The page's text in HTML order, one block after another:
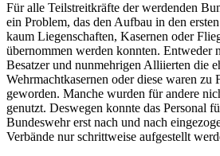
Für alle Teilstreitkräfte der werdenden
ein Problem, das den Aufbau in den
kaum Liegenschaften, Kasernen oder
übernommen werden konnten. Entweder
Besatzer und nunmehrigen Alliierten die
Wehrmachtkasernen oder diese waren zu
geworden. Manche wurden für andere
genutzt. Deswegen konnte das Personal
Bundeswehr erst nach und nach
Verbände nur schrittweise aufgestellt